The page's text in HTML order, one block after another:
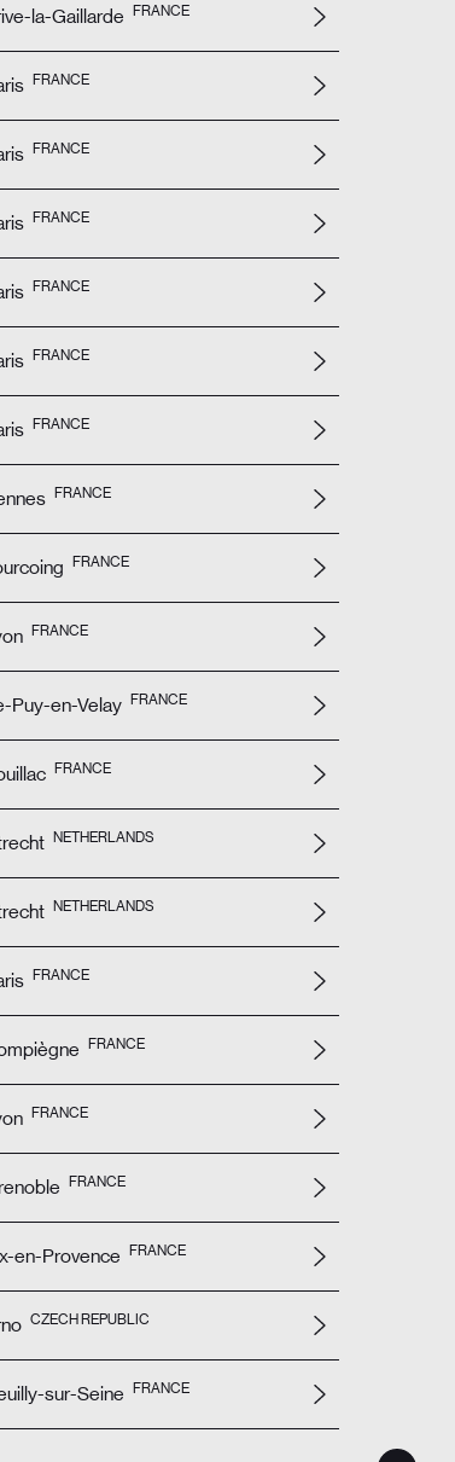
la-Gaillarde FRANCE
FRANCE
FRANCE
FRANCE
FRANCE
FRANCE
FRANCE
FRANCE
FRANCE
FRANCE
Puy-en-Velay FRANCE
FRANCE
NETHERLANDS
NETHERLANDS
FRANCE
FRANCE
FRANCE
FRANCE
en-Provence FRANCE
CZECH REPUBLIC
sur-Seine FRANCE